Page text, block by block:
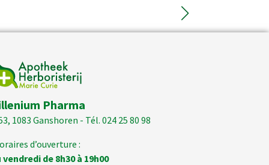
Pharma
1083 Ganshoren - Tél. 024 25 80 98
d’ouverture :
de 8h30 à 19h00